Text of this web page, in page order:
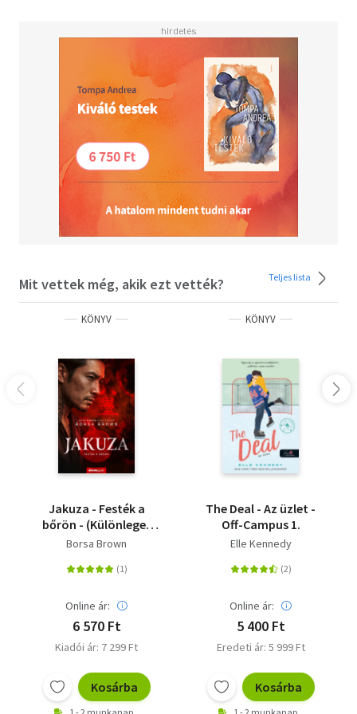
Mit vettek még, akik ezt vették? Teljes lista
KÖNYV
Jakuza - Festék a
bőrön - (Különleges
kiadás)
Borsa Brown
Online ár:
6 570 Ft
Kiadói ár: 7 299 Ft
Kosárba
KÖNYV
The Deal - Az üzlet -
Off-Campus 1.
Elle Kennedy
Online ár:
5 400 Ft
Eredeti ár: 5 999 Ft
Kosárba